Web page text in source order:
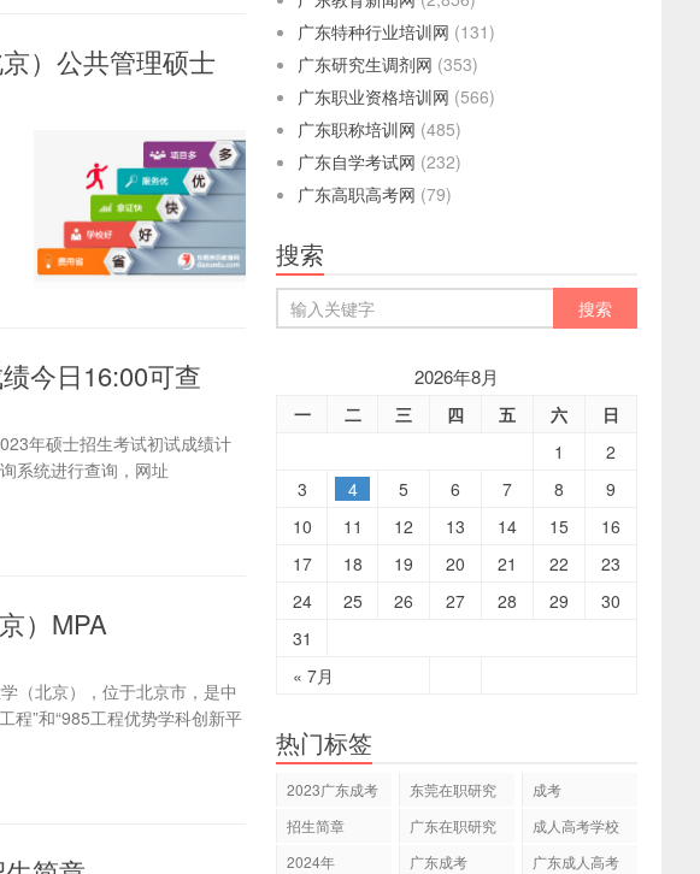
）公共管理硕士
今日16:00可查
年硕士招生考试初试成绩计
系统进行查询，网址
）MPA
（北京），位于北京市，是中
程”和“985工程优势学科创新平
广东特种行业培训网 (131)
广东研究生调剂网 (353)
广东职业资格培训网 (566)
广东职称培训网 (485)
广东自学考试网 (232)
广东高职高考网 (79)
搜索
2026年8月
一 二 三 四 五 六 日
« 7月
1
2
3
4 5 6 7 8
9
10
11 12 13 14 15
16
17
18 19 20 21 22
23
24
25 26 27 28 29
30
31
热门标签
2023广东成考
东莞在职研究
成考
招生简章
广东在职研究
成人高考学校
2024年
广东成考
广东成人高考